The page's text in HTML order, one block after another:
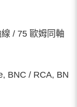
/ 75 歐姆同軸
BNC / RCA, BN